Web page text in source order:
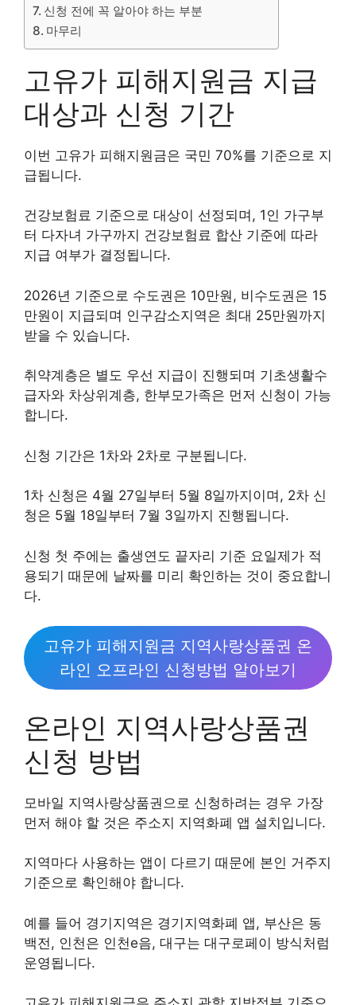
신청 전에 꼭 알아야 하는 부분
마무리
고유가 피해지원금 지급
대상과 신청 기간
이번 고유가 피해지원금은 국민 70%를 기준으로 지
급됩니다.
건강보험료 기준으로 대상이 선정되며, 1인 가구부
터 다자녀 가구까지 건강보험료 합산 기준에 따라
지급 여부가 결정됩니다.
2026년 기준으로 수도권은 10만원, 비수도권은 15
만원이 지급되며 인구감소지역은 최대 25만원까지
받을 수 있습니다.
취약계층은 별도 우선 지급이 진행되며 기초생활수
급자와 차상위계층, 한부모가족은 먼저 신청이 가능
합니다.
신청 기간은 1차와 2차로 구분됩니다.
1차 신청은 4월 27일부터 5월 8일까지이며, 2차 신
청은 5월 18일부터 7월 3일까지 진행됩니다.
신청 첫 주에는 출생연도 끝자리 기준 요일제가 적
용되기 때문에 날짜를 미리 확인하는 것이 중요합니
다.
고유가 피해지원금 지역사랑상품권 온
라인 오프라인 신청방법 알아보기
온라인 지역사랑상품권
신청 방법
모바일 지역사랑상품권으로 신청하려는 경우 가장
먼저 해야 할 것은 주소지 지역화폐 앱 설치입니다.
지역마다 사용하는 앱이 다르기 때문에 본인 거주지
기준으로 확인해야 합니다.
예를 들어 경기지역은 경기지역화폐 앱, 부산은 동
백전, 인천은 인천e음, 대구는 대구로페이 방식처럼
운영됩니다.